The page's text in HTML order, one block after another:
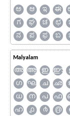
ಅ ಆ ಇ ಈ
ಗ
ಘ ಚ ಛ
ನ
ಪ ಫ ಬ
Malyalam
അ ആ ഇ ഈ
ഗ
ഘ ച ഛ
ധ
ന പ ഫ
ഹ
൧ ൪ ൫